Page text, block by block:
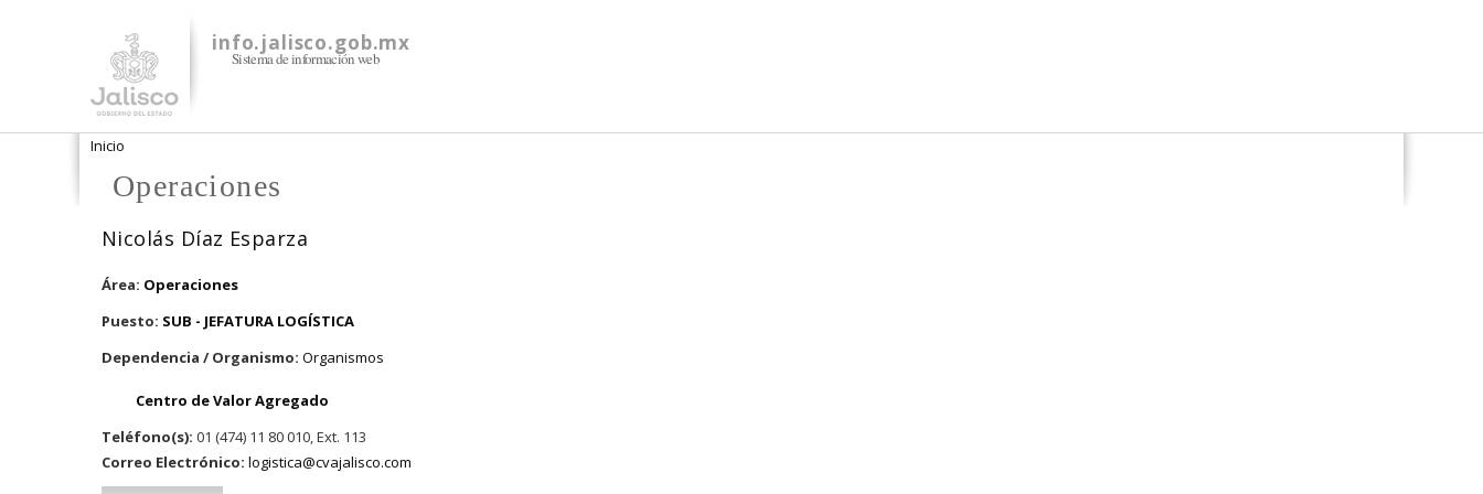
info.jalisco.gob.mx
Sistema de información web
Se encuentra usted aquí
Inicio
Operaciones
Nicolás Díaz Esparza
Área: Operaciones
Puesto: SUB - JEFATURA LOGÍSTICA
Dependencia / Organismo: Organismos
Centro de Valor Agregado
Teléfono(s): 01 (474) 11 80 010, Ext. 113
Correo Electrónico: logistica@cvajalisco.com